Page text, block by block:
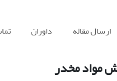
ارسال مقاله داوران
مواد مخدر